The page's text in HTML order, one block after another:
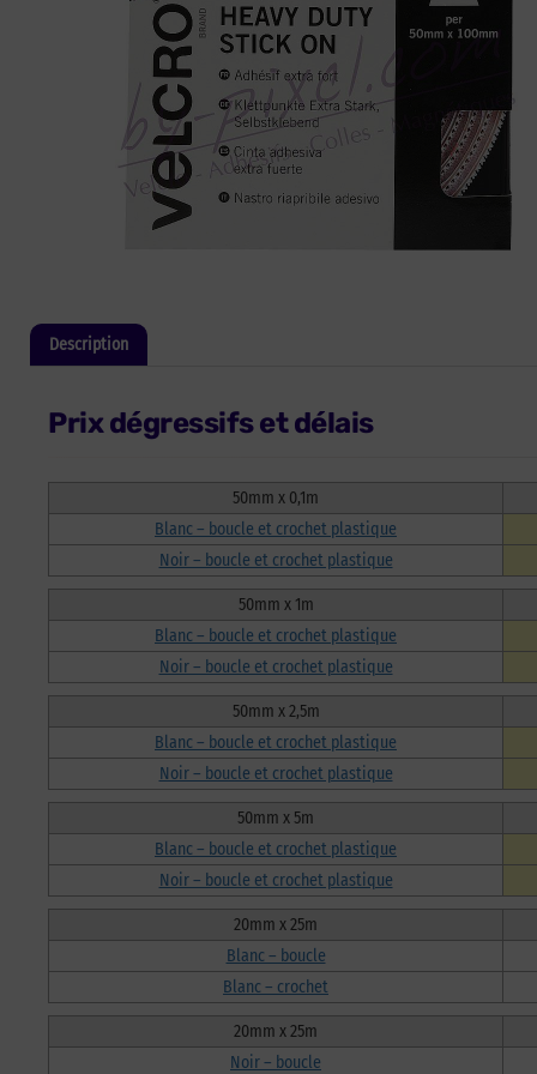
Description
Prix dégressifs et délais
50mm x 0,1m
Blanc – boucle et crochet plastique
Noir – boucle et crochet plastique
50mm x 1m
Blanc – boucle et crochet plastique
Noir – boucle et crochet plastique
50mm x 2,5m
Blanc – boucle et crochet plastique
Noir – boucle et crochet plastique
50mm x 5m
Blanc – boucle et crochet plastique
Noir – boucle et crochet plastique
20mm x 25m
Blanc – boucle
Blanc – crochet
20mm x 25m
Noir – boucle